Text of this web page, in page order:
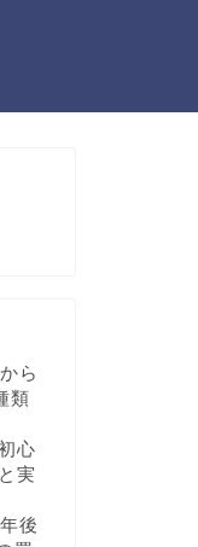
ら
類
心
実
後